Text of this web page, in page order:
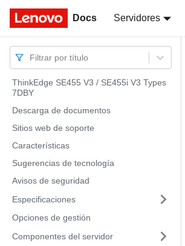
Docs Servidores
Docs
Filtrar por título
ThinkEdge SE455 V3 / SE455i V3 Types
7DBY
Descarga de documentos
Sitios web de soporte
Características
Sugerencias de tecnología
Avisos de seguridad
Especificaciones
Opciones de gestión
Componentes del servidor